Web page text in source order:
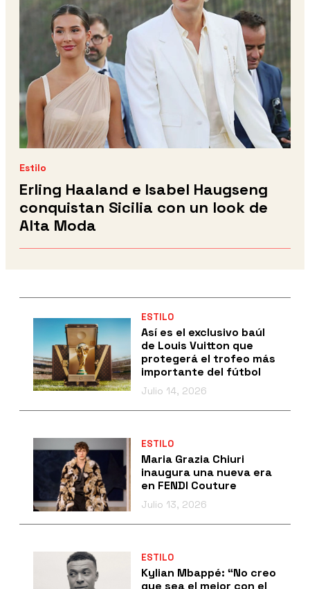
Estilo
Erling Haaland e Isabel Haugseng
conquistan Sicilia con un look de
Alta Moda
ESTILO
Así es el exclusivo baúl
de Louis Vuitton que
protegerá el trofeo más
importante del fútbol
Julio 14, 2026
ESTILO
Maria Grazia Chiuri
inaugura una nueva era
en FENDI Couture
Julio 13, 2026
ESTILO
Kylian Mbappé: “No creo